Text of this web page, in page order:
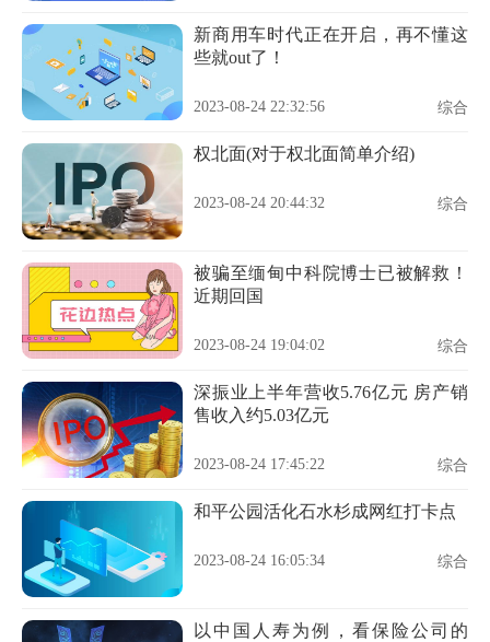
新商用车时代正在开启，再不懂这
些就out了！
2023-08-24 22:32:56 综合
权北面(对于权北面简单介绍)
2023-08-24 20:44:32 综合
被骗至缅甸中科院博士已被解救！
近期回国
2023-08-24 19:04:02 综合
深振业上半年营收5.76亿元 房产销
售收入约5.03亿元
2023-08-24 17:45:22 综合
和平公园活化石水杉成网红打卡点
2023-08-24 16:05:34 综合
以中国人寿为例，看保险公司的